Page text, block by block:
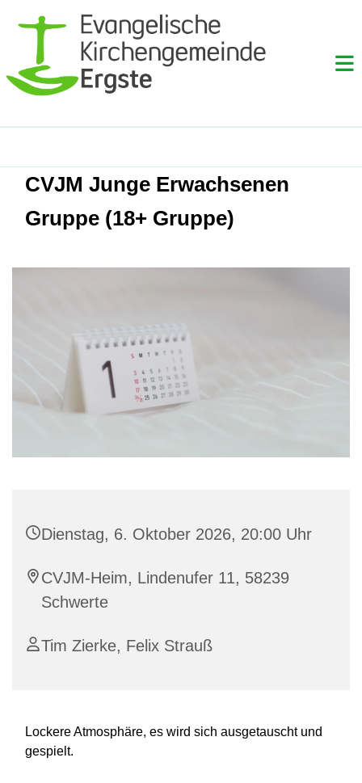
CVJM Junge Erwachsenen
Gruppe (18+ Gruppe)
Dienstag, 6. Oktober 2026, 20:00 Uhr
CVJM-Heim, Lindenufer 11, 58239
Schwerte
Tim Zierke, Felix Strauß
Lockere Atmosphäre, es wird sich ausgetauscht und
gespielt.